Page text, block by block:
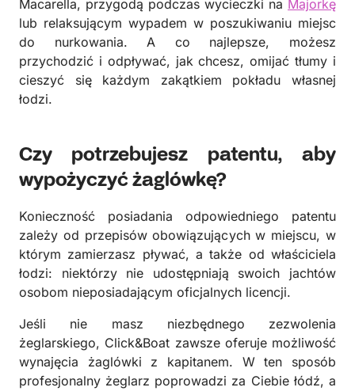
Macarella, przygodą podczas wycieczki na Majorkę
lub relaksującym wypadem w poszukiwaniu miejsc
do nurkowania. A co najlepsze, możesz
przychodzić i odpływać, jak chcesz, omijać tłumy i
cieszyć się każdym zakątkiem pokładu własnej
łodzi.
Czy potrzebujesz patentu, aby
wypożyczyć żaglówkę?
Konieczność posiadania odpowiedniego patentu
zależy od przepisów obowiązujących w miejscu, w
którym zamierzasz pływać, a także od właściciela
łodzi: niektórzy nie udostępniają swoich jachtów
osobom nieposiadającym oficjalnych licencji.
Jeśli nie masz niezbędnego zezwolenia
żeglarskiego, Click&Boat zawsze oferuje możliwość
wynajęcia żaglówki z kapitanem. W ten sposób
profesjonalny żeglarz poprowadzi za Ciebie łódź, a